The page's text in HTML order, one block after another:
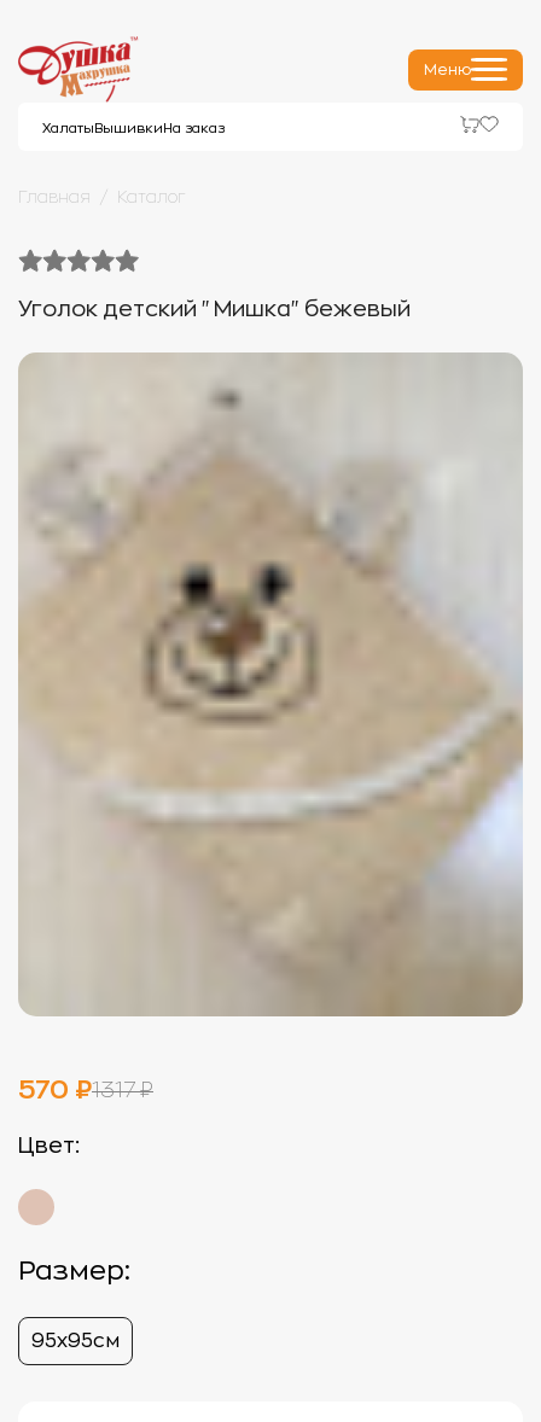
Меню
Халаты Вышивки На заказ
Главная Каталог
Уголок детский "Мишка" бежевый
570 ₽1317 ₽
Цвет:
Размер:
95х95см